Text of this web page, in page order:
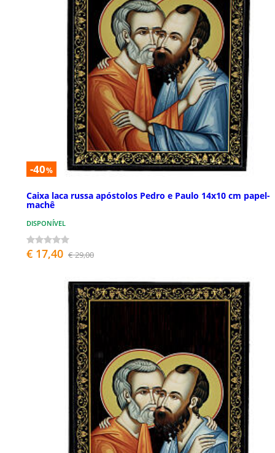
-40%
Caixa laca russa apóstolos Pedro e Paulo 14x10 cm papel-
machê
DISPONÍVEL
€ 17,40 € 29,00